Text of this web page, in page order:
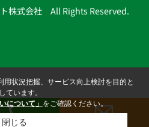
株式会社 All Rights Reserved.
状況把握、サービス向上検討を目的と
ています。
について」 をご確認ください。
閉じる